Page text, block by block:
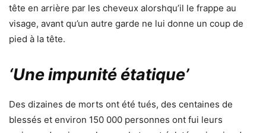
tête en arrière par les cheveux alorshqu’il le frappe au
visage, avant qu’un autre garde ne lui donne un coup de
pied à la tête.
‘Une impunité étatique’
Des dizaines de morts ont été tués, des centaines de
blessés et environ 150 000 personnes ont fui leurs